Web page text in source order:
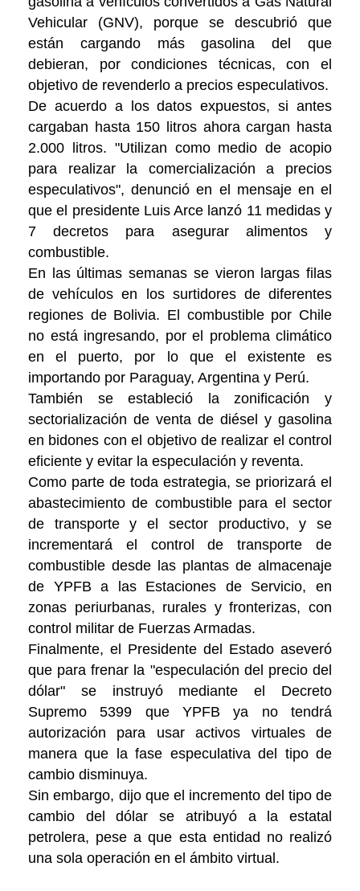
Vehicular (GNV), porque se descubrió que
están cargando más gasolina del que
debieran, por condiciones técnicas, con el
objetivo de revenderlo a precios especulativos.
De acuerdo a los datos expuestos, si antes
cargaban hasta 150 litros ahora cargan hasta
2.000 litros. "Utilizan como medio de acopio
para realizar la comercialización a precios
especulativos", denunció en el mensaje en el
que el presidente Luis Arce lanzó 11 medidas y
7 decretos para asegurar alimentos y
combustible.
En las últimas semanas se vieron largas filas
de vehículos en los surtidores de diferentes
regiones de Bolivia. El combustible por Chile
no está ingresando, por el problema climático
en el puerto, por lo que el existente es
importando por Paraguay, Argentina y Perú.
También se estableció la zonificación y
sectorialización de venta de diésel y gasolina
en bidones con el objetivo de realizar el control
eficiente y evitar la especulación y reventa.
Como parte de toda estrategia, se priorizará el
abastecimiento de combustible para el sector
de transporte y el sector productivo, y se
incrementará el control de transporte de
combustible desde las plantas de almacenaje
de YPFB a las Estaciones de Servicio, en
zonas periurbanas, rurales y fronterizas, con
control militar de Fuerzas Armadas.
Finalmente, el Presidente del Estado aseveró
que para frenar la "especulación del precio del
dólar" se instruyó mediante el Decreto
Supremo 5399 que YPFB ya no tendrá
autorización para usar activos virtuales de
manera que la fase especulativa del tipo de
cambio disminuya.
Sin embargo, dijo que el incremento del tipo de
cambio del dólar se atribuyó a la estatal
petrolera, pese a que esta entidad no realizó
una sola operación en el ámbito virtual.